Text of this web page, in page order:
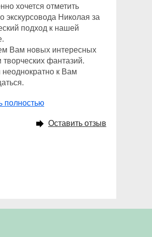
хочется отметить
экскурсовода Николая за
подход к нашей
Вам новых интересных
творческих фантазий.
неоднократно к Вам
полностью
Оставить отзыв